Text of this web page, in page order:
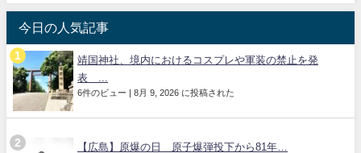
今日の人気記事
靖国神社、境内におけるコスプレや軍装の禁止を発
表 ...
6件のビュー | 8月 9, 2026 に投稿された
【広島】原爆の日 原子爆弾投下から81年…